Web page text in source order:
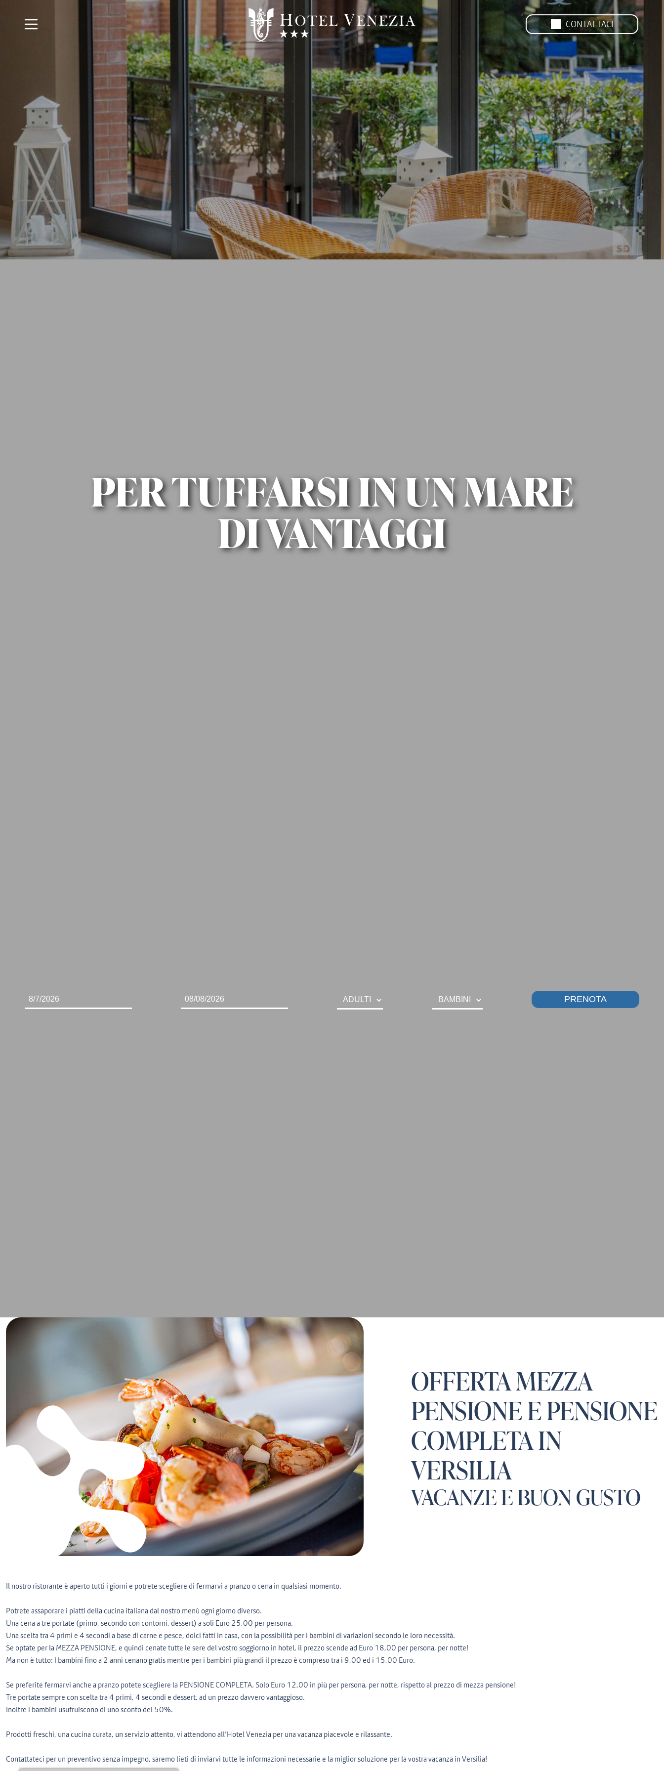
CONTATTACI
PER TUFFARSI IN UN MARE
DI VANTAGGI
OFFERTA MEZZA
PENSIONE E PENSIONE
COMPLETA IN
VERSILIA
VACANZE E BUON GUSTO
Il nostro ristorante è aperto tutti i giorni e potrete scegliere di fermarvi a pranzo o cena in qualsiasi momento.
Potrete assaporare i piatti della cucina italiana dal nostro menù ogni giorno diverso.
Una cena a tre portate (primo, secondo con contorni, dessert) a soli Euro 25,00 per persona.
Una scelta tra 4 primi e 4 secondi a base di carne e pesce, dolci fatti in casa, con la possibilità per i bambini di variazioni secondo le loro necessità.
Se optate per la MEZZA PENSIONE, e quindi cenate tutte le sere del vostro soggiorno in hotel, il prezzo scende ad Euro 18,00 per persona, per notte!
Ma non è tutto: I bambini fino a 2 anni cenano gratis mentre per i bambini più grandi il prezzo è compreso tra i 9,00 ed i 15,00 Euro.
Se preferite fermarvi anche a pranzo potete scegliere la PENSIONE COMPLETA. Solo Euro 12,00 in più per persona, per notte, rispetto al prezzo di mezza pensione!
Tre portate sempre con scelta tra 4 primi, 4 secondi e dessert, ad un prezzo davvero vantaggioso.
Inoltre i bambini usufruiscono di uno sconto del 50%.
Prodotti freschi, una cucina curata, un servizio attento, vi attendono all'Hotel Venezia per una vacanza piacevole e rilassante.
Contattateci per un preventivo senza impegno, saremo lieti di inviarvi tutte le informazioni necessarie e la miglior soluzione per la vostra vacanza in Versilia!
Pannello di gestione dei cookies